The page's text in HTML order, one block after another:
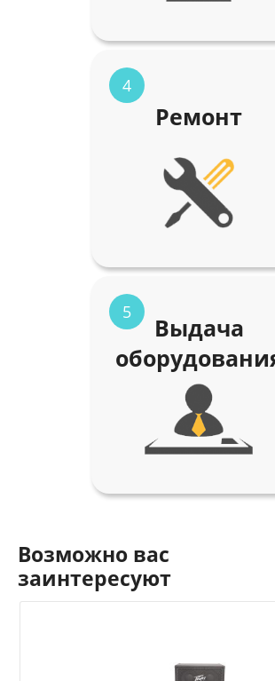
4
Ремонт
5
Выдача
Возможно вас
заинтересуют